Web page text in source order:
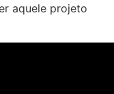
aquele projeto